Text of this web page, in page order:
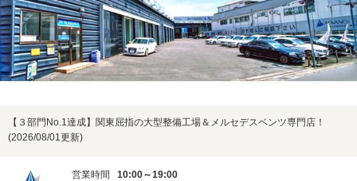
【３部門No.1達成】関東屈指の大型整備工場＆メルセデスベンツ専門店！
(2026/08/01更新)
営業時間
10:00～19:00